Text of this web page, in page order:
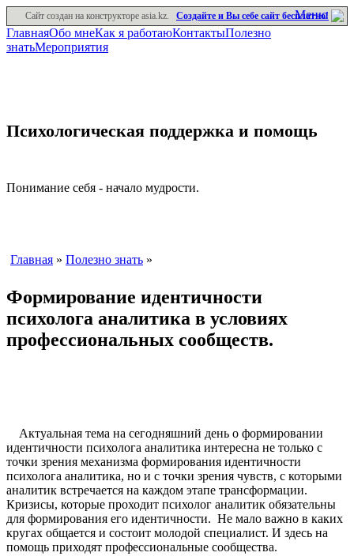
Сайт создан на конструкторе asia.kz. Создайте и Вы себе сайт бесплатно!
Меню
ГлавнаяОбо мнеКак я работаюКонтактыПолезно
знатьМероприятия
Психологическая поддержка и помощь
Понимание себя - начало мудрости.
Главная » Полезно знать »
Формирование идентичности
психолога аналитика в условиях
профессиональных сообществ.
Актуальная тема на сегодняшний день о формировании
идентичности психолога аналитика интересна не только с
точки зрения механизма формирования идентичности
психолога аналитика, но и с точки зрения чувств, с которыми
аналитик встречается на каждом этапе трансформации.
Кризисы, которые проходит психолог аналитик обязательны
для формирования его идентичности. Не мало важно в каких
кругах общается и состоит молодой специалист. И здесь на
помощь приходят профессиональные сообщества.